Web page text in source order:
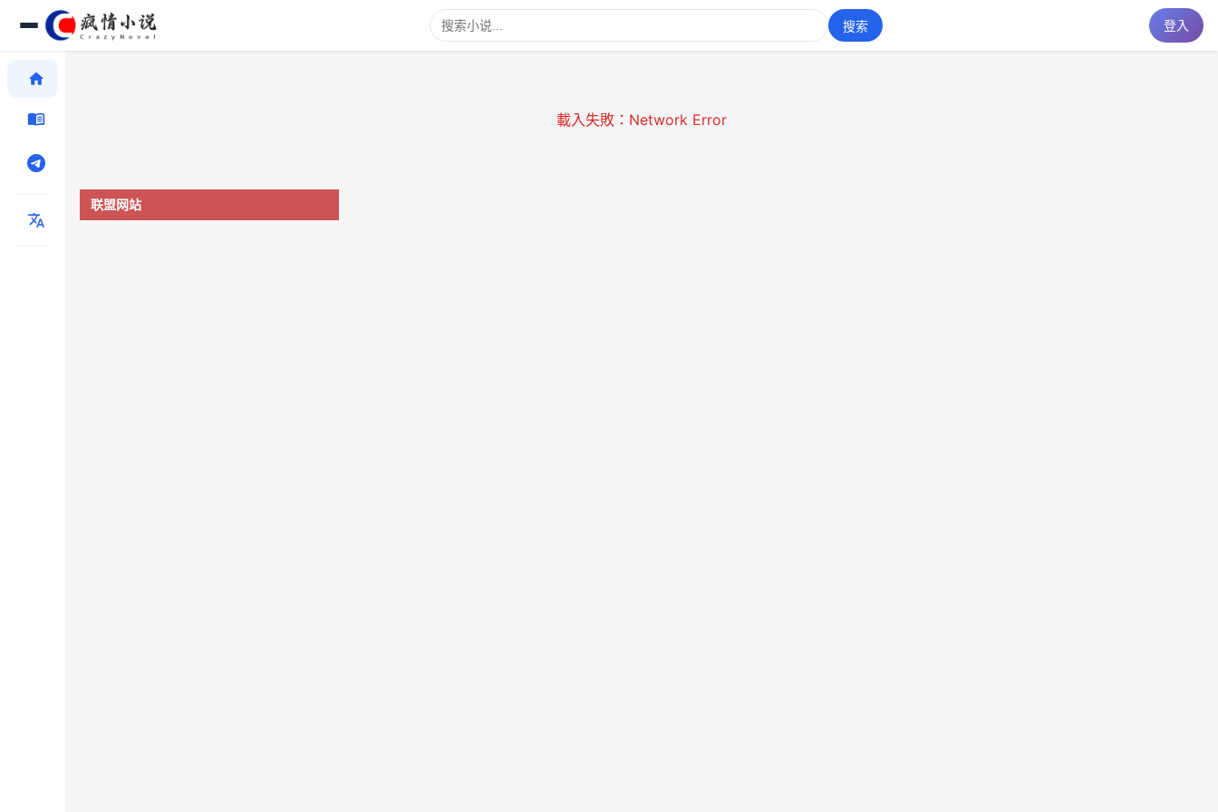
搜索 登入
home
menu_book
translate
載入失敗：Network Error
联盟网站